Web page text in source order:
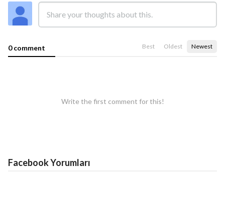
0 comment Best Oldest Newest
Write the first comment for this!
Facebook Yorumları